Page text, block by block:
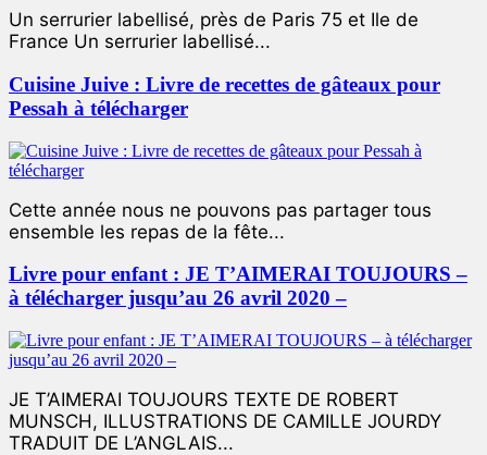
Un serrurier labellisé, près de Paris 75 et Ile de
France Un serrurier labellisé...
Cuisine Juive : Livre de recettes de gâteaux pour
Pessah à télécharger
Cette année nous ne pouvons pas partager tous
ensemble les repas de la fête...
Livre pour enfant : JE T’AIMERAI TOUJOURS –
à télécharger jusqu’au 26 avril 2020 –
JE T’AIMERAI TOUJOURS TEXTE DE ROBERT
MUNSCH, ILLUSTRATIONS DE CAMILLE JOURDY
TRADUIT DE L’ANGLAIS...